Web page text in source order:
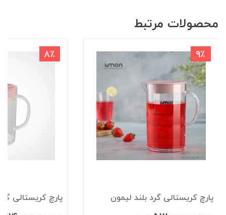
محصولات مرتبط
9٪
پارچ کریستالی گرد بلند لیمون
8٪
پارچ کریستالی